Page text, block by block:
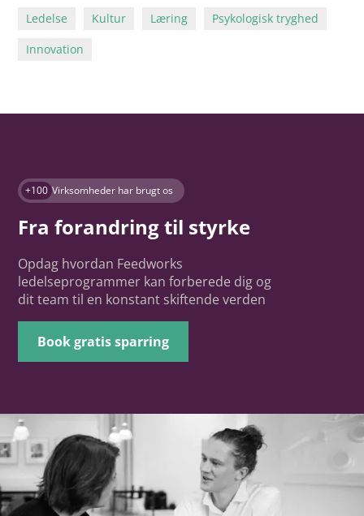
Ledelse Kultur Læring
Psykologisk tryghed
Innovation
+100 Virksomheder har brugt os
Fra forandring til styrke
Opdag hvordan Feedworks
ledelseprogrammer kan forberede dig og
dit team til en konstant skiftende verden
Book gratis sparring